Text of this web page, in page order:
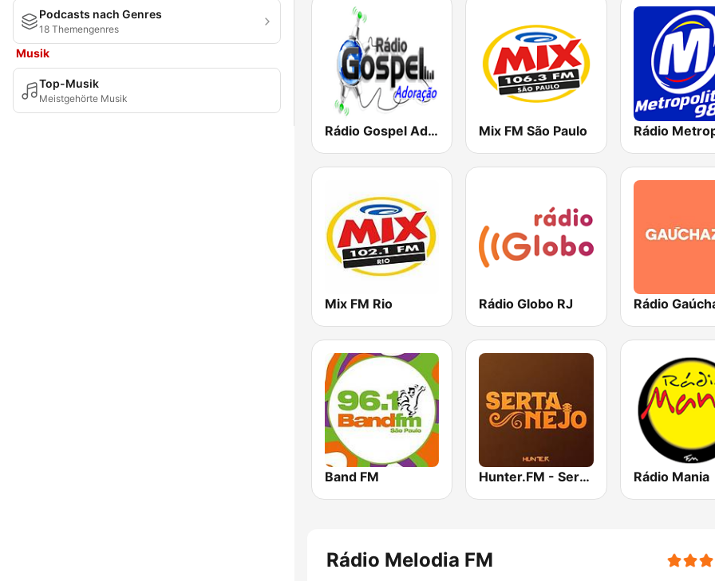
Podcasts nach Genres
18 Themengenres
Musik
Top-Musik
Meistgehörte Musik
Rádio Gospel Adoração Mix FM São Paulo
Mix FM Rio Rádio Globo RJ Rádio
Band FM Hunter.FM - Sertanejo Rádio Mania
Rádio Melodia FM